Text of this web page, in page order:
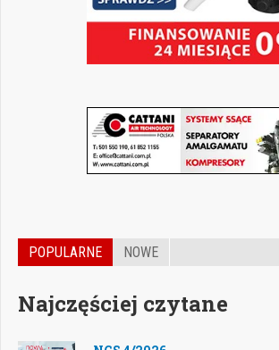
POPULARNE NOWE
Najczęściej czytane